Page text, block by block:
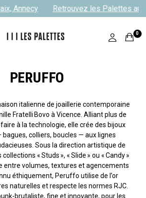
Annecy Retrouvez les Palettes au
0
PERUFFO
italienne de joaillerie contemporaine
Fratelli Bovo à Vicence. Alliant plus de
à la technologie, elle crée des bijoux
colliers, boucles — aux lignes
Sous la direction artistique de
« Studs », « Slide » ou « Candy »
entre volumes, textures et agencements
éthiquement, Peruffo utilise de l’or
naturelles et respecte les normes RJC.
brutaliste, fine et innovante, pour les